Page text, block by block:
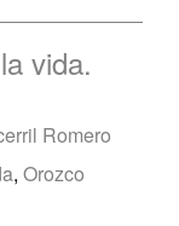
vida.
Romero
,Orozco